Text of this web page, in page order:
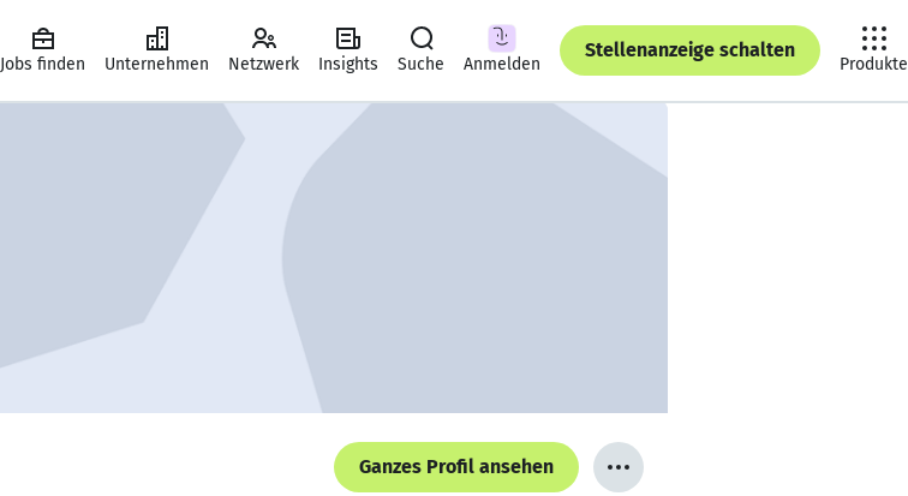
Jobs finden Unternehmen Netzwerk Insights Suche Anmelden
Stellenanzeige schalten
Produkte
Ganzes Profil ansehen